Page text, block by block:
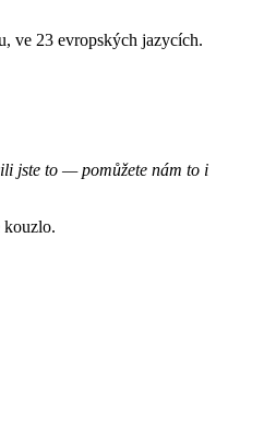
ve 23 evropských jazycích.
jste to — pomůžete nám to i
kouzlo.